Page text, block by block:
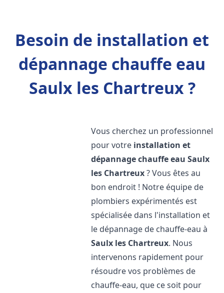
Besoin de installation et
dépannage chauffe eau
Saulx les Chartreux ?
Vous cherchez un professionnel
pour votre installation et
dépannage chauffe eau Saulx
les Chartreux? Vous êtes au
bon endroit ! Notre équipe de
plombiers expérimentés est
spécialisée dans l'installation et
le dépannage de chauffe-eau à
Saulx les Chartreux. Nous
intervenons rapidement pour
résoudre vos problèmes de
chauffe-eau, que ce soit pour